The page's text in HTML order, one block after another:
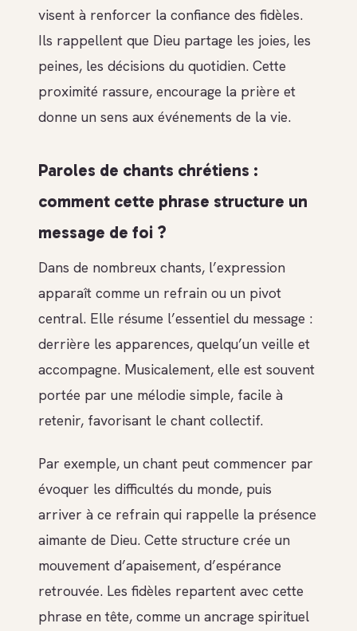
visent à renforcer la confiance des fidèles.
Ils rappellent que Dieu partage les joies, les
peines, les décisions du quotidien. Cette
proximité rassure, encourage la prière et
donne un sens aux événements de la vie.
Paroles de chants chrétiens :
comment cette phrase structure un
message de foi ?
Dans de nombreux chants, l’expression
apparaît comme un refrain ou un pivot
central. Elle résume l’essentiel du message :
derrière les apparences, quelqu’un veille et
accompagne. Musicalement, elle est souvent
portée par une mélodie simple, facile à
retenir, favorisant le chant collectif.
Par exemple, un chant peut commencer par
évoquer les difficultés du monde, puis
arriver à ce refrain qui rappelle la présence
aimante de Dieu. Cette structure crée un
mouvement d’apaisement, d’espérance
retrouvée. Les fidèles repartent avec cette
phrase en tête, comme un ancrage spirituel